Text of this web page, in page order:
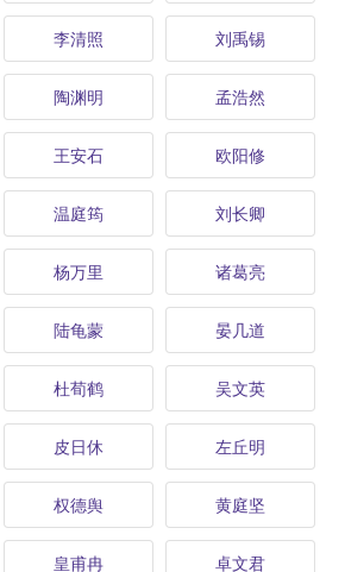
李清照 刘禹锡
陶渊明 孟浩然
王安石 欧阳修
温庭筠 刘长卿
杨万里 诸葛亮
陆龟蒙 晏几道
杜荀鹤 吴文英
皮日休 左丘明
权德舆 黄庭坚
皇甫冉 卓文君